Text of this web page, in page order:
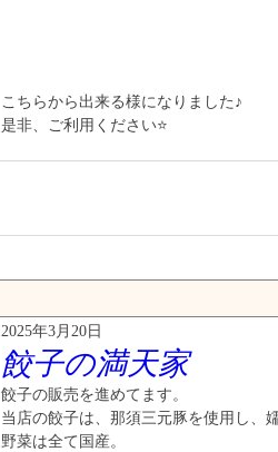
こちらから出来る様になりました♪
是非、ご利用ください⭐️
餃子の満天家
2025年3月20日
餃子の販売を進めてます。
当店の餃子は、那須三元豚を使用し、
野菜は全て国産。